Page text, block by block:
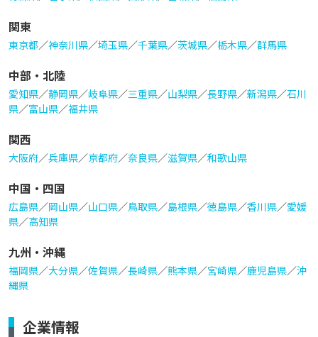
関東
東京都／神奈川県／埼玉県／千葉県／茨城県／栃木県／群馬県
中部・北陸
愛知県／静岡県／岐阜県／三重県／山梨県／長野県／新潟県／石川
県／富山県／福井県
関西
大阪府／兵庫県／京都府／奈良県／滋賀県／和歌山県
中国・四国
広島県／岡山県／山口県／鳥取県／島根県／徳島県／香川県／愛媛
県／高知県
九州・沖縄
福岡県／大分県／佐賀県／長崎県／熊本県／宮崎県／鹿児島県／沖
縄県
企業情報